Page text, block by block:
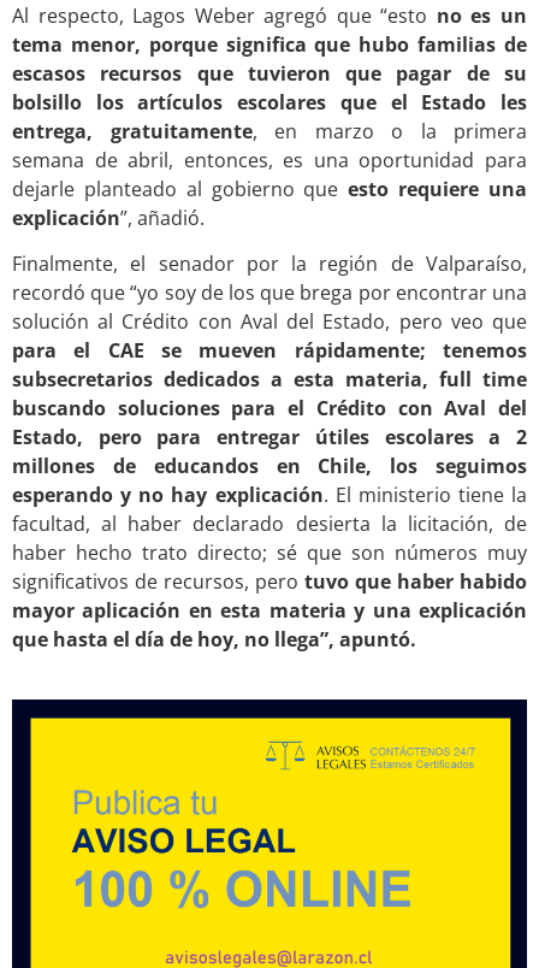
Al respecto, Lagos Weber agregó que “esto no es un
tema menor, porque significa que hubo familias de
escasos recursos que tuvieron que pagar de su
bolsillo los artículos escolares que el Estado les
entrega, gratuitamente, en marzo o la primera
semana de abril, entonces, es una oportunidad para
dejarle planteado al gobierno queesto requiere una
explicación”, añadió.
Finalmente, el senador por la región de Valparaíso,
recordó que “yo soy de los que brega por encontrar una
solución al Crédito con Aval del Estado, pero veo que
para el CAE se mueven rápidamente; tenemos
subsecretarios dedicados a esta materia, full time
buscando soluciones para el Crédito con Aval del
Estado, pero para entregar útiles escolares a 2
millones de educandos en Chile, los seguimos
esperando y no hay explicación. El ministerio tiene la
facultad, al haber declarado desierta la licitación, de
haber hecho trato directo; sé que son números muy
significativos de recursos, pero tuvo que haber habido
mayor aplicación en esta materia y una explicación
que hasta el día de hoy, no llega”, apuntó.